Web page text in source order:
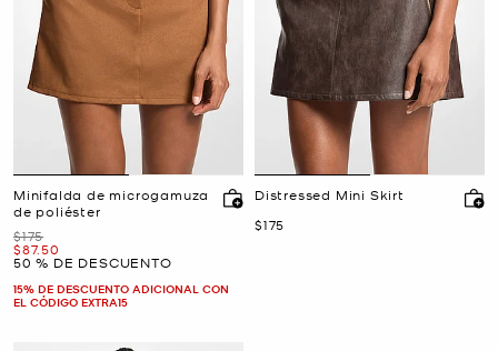
Minifalda de microgamuza
de poliéster
Era
$175
Ahora
$87.50
50 % DE DESCUENTO
15% DE DESCUENTO ADICIONAL CON
EL CÓDIGO EXTRA15
Distressed Mini Skirt
Ahora
$175